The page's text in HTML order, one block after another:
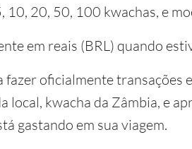
10, 20, 50, 100 kwachas, e
em reais (BRL) quando
oficialmente transações
local, kwacha da Zâmbia, e
gastando em sua viagem.